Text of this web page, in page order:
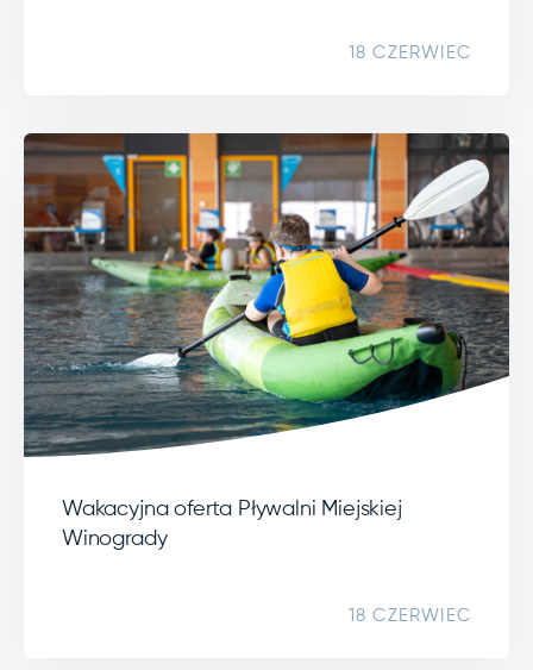
18 CZERWIEC
Wakacyjna oferta Pływalni Miejskiej
Winogrady
18 CZERWIEC